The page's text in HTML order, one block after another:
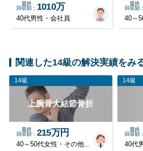
最終
回収額
1010万
40代男性・会社員
最終
回収額
40～
関連した14級の解決実績をみ
14級
上腕骨大結節骨折
最終
回収額
215万円
40～50代女性・その他職業
14級
最終
回収額
40代